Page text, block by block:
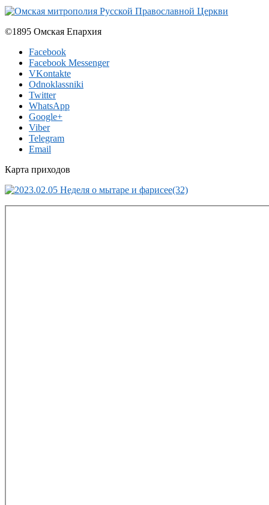
©1895 Омская Епархия
Facebook
Facebook Messenger
VKontakte
Odnoklassniki
Twitter
WhatsApp
Google+
Viber
Telegram
Email
Карта приходов